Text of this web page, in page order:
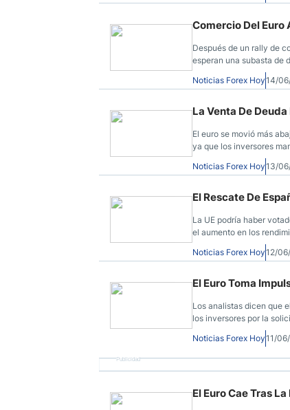
Comercio Del Euro
Después de un rally de
esperan una subasta de
preocupación entre los
algún apoyo externo.
Noticias Forex Hoy14/
La Venta De
El euro se movió más
ya que los inversores
el voto griego crítico de
euro.
Noticias Forex Hoy13/
El Rescate De
La UE podría haber
el aumento en los
todavía dudan del éxito
Noticias Forex Hoy12/
El Euro Toma
Los analistas dicen que
los inversores por la
mercados de Europa y
Noticias Forex Hoy11/
Publicidad
El Euro Cae Tras